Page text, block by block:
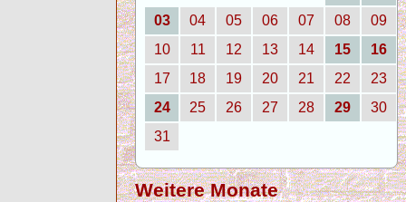
03
04 05 06 07 08
09
10
11 12 13 14 15
16
17
18 19 20 21 22
23
24
25 26 27 28 29
30
31
Weitere Monate